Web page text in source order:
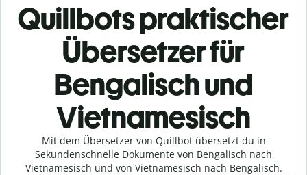
Quillbots praktischer
Übersetzer für
Bengalisch und
Vietnamesisch
Mit dem Übersetzer von Quillbot übersetzt du in
Sekundenschnelle Dokumente von Bengalisch nach
Vietnamesisch und von Vietnamesisch nach Bengalisch.